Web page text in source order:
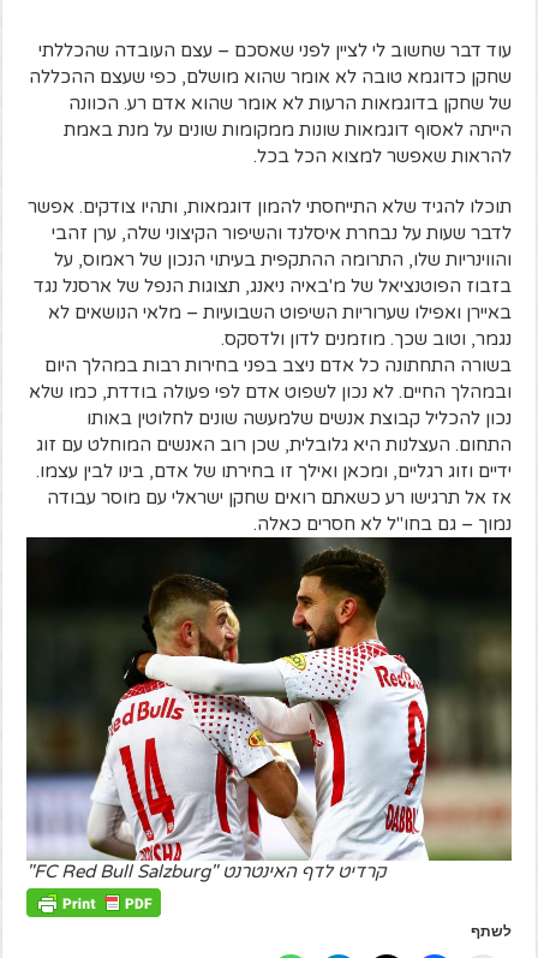
עוד דבר שחשוב לי לציין לפני שאסכם – עצם העובדה שהכללתי
שחקן כדוגמא טובה לא אומר שהוא מושלם, כפי שעצם ההכללה
של שחקן בדוגמאות הרעות לא אומר שהוא אדם רע. הכוונה
הייתה לאסוף דוגמאות שונות ממקומות שונים על מנת באמת
להראות שאפשר למצוא הכל בכל.
תוכלו להגיד שלא התייחסתי להמון דוגמאות, ותהיו צודקים. אפשר
לדבר שעות על נבחרת איסלנד והשיפור הקיצוני שלה, ערן זהבי
והווינריות שלו, התרומה ההתקפית בעיתוי הנכון של ראמוס, על
בזבוז הפוטנציאל של מ'באיה ניאנג, תצוגות הנפל של ארסנל נגד
באיירן ואפילו שערוריות השיפוט השבועיות – מלאי הנושאים לא
נגמר, וטוב שכך. מוזמנים לדון ולדסקס.
בשורה התחתונה כל אדם ניצב בפני בחירות רבות במהלך היום
ובמהלך החיים. לא נכון לשפוט אדם לפי פעולה בודדת, כמו שלא
נכון להכליל קבוצת אנשים שלמעשה שונים לחלוטין באותו
התחום. העצלנות היא גלובלית, שכן רוב האנשים המוחלט עם זוג
ידיים וזוג רגליים, ומכאן ואילך זו בחירתו של אדם, בינו לבין עצמו.
אז אל תרגישו רע כשאתם רואים שחקן ישראלי עם מוסר עבודה
נמוך – גם בחו"ל לא חסרים כאלה.
קרדיט לדף האינטרנט "FC Red Bull Salzburg"
לשתף